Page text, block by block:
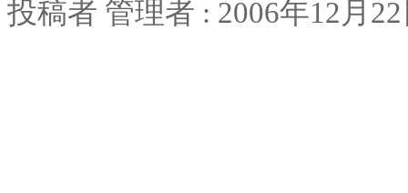
投稿者 管理者 : 2006年12 月 22